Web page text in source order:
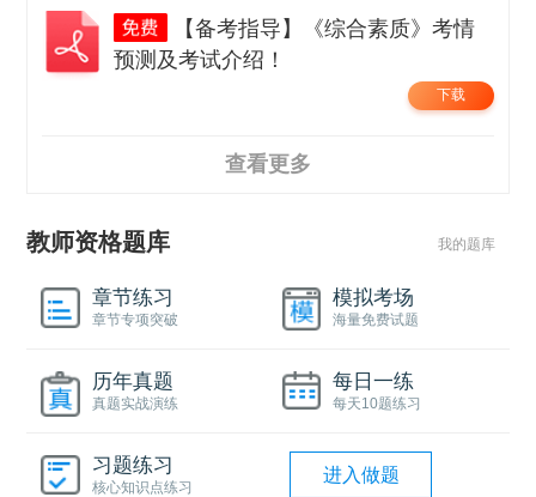
【备考指导】《综合素质》考情
预测及考试介绍！
下载
查看更多
教师资格题库 我的题库
章节练习
章节专项突破
模拟考场
海量免费试题
历年真题
真题实战演练
每日一练
每天10题练习
习题练习
核心知识点练习
进入做题